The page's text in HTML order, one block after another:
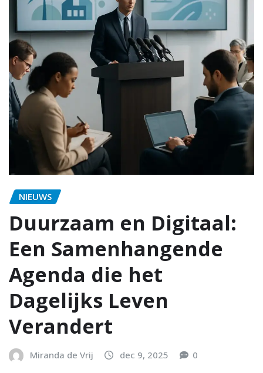
NIEUWS
Duurzaam en Digitaal:
Een Samenhangende
Agenda die het
Dagelijks Leven
Verandert
Miranda de Vrij dec 9, 2025 0